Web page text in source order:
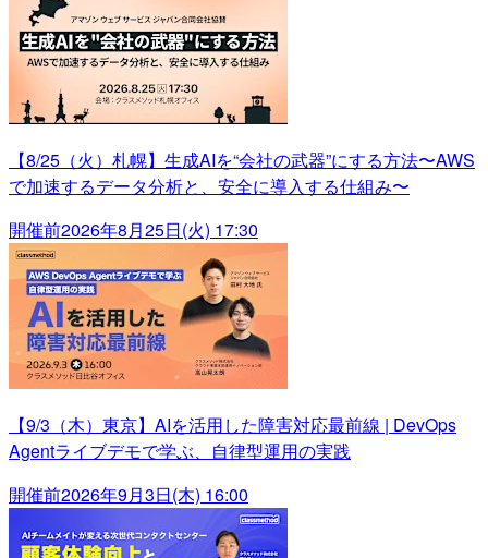
【8/25（火）札幌】生成AIを“会社の武器”にする方法〜AWS
で加速するデータ分析と、安全に導入する仕組み〜
開催前2026年8月25日(火) 17:30
【9/3（木）東京】AIを活用した障害対応最前線 | DevOps
Agentライブデモで学ぶ、自律型運用の実践
開催前2026年9月3日(木) 16:00